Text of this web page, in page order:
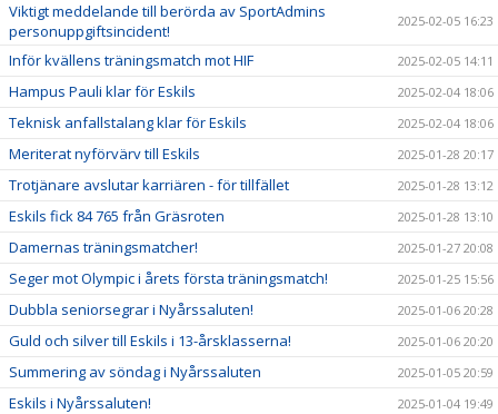
Viktigt meddelande till berörda av SportAdmins
personuppgiftsincident!
2025-02-05 16:23
Inför kvällens träningsmatch mot HIF 2025-02-05 14:11
Hampus Pauli klar för Eskils 2025-02-04 18:06
Teknisk anfallstalang klar för Eskils 2025-02-04 18:06
Meriterat nyförvärv till Eskils 2025-01-28 20:17
Trotjänare avslutar karriären - för tillfället 2025-01-28 13:12
Eskils fick 84 765 från Gräsroten 2025-01-28 13:10
Damernas träningsmatcher! 2025-01-27 20:08
Seger mot Olympic i årets första träningsmatch! 2025-01-25 15:56
Dubbla seniorsegrar i Nyårssaluten! 2025-01-06 20:28
Guld och silver till Eskils i 13-årsklasserna! 2025-01-06 20:20
Summering av söndag i Nyårssaluten 2025-01-05 20:59
Eskils i Nyårssaluten! 2025-01-04 19:49